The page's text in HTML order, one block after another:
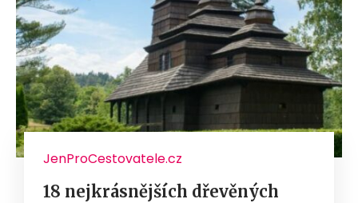
JenProCestovatele.cz
18 nejkrásnějších dřevěných